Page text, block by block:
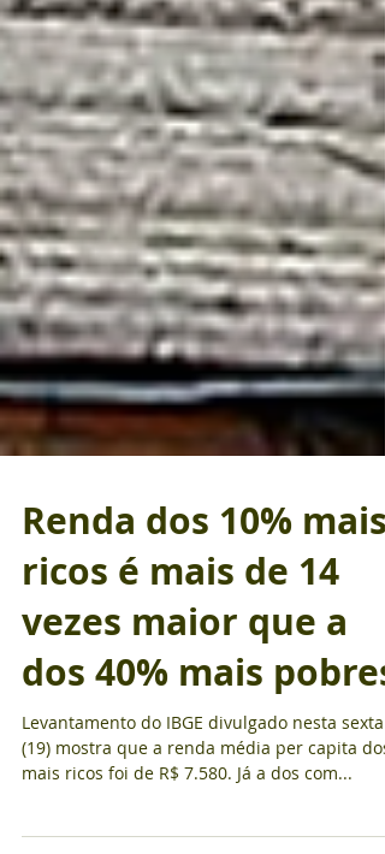
Renda dos 10% mais
ricos é mais de 14
vezes maior que a
dos 40% mais pobres
Levantamento do IBGE divulgado nesta sexta
(19) mostra que a renda média per capita dos